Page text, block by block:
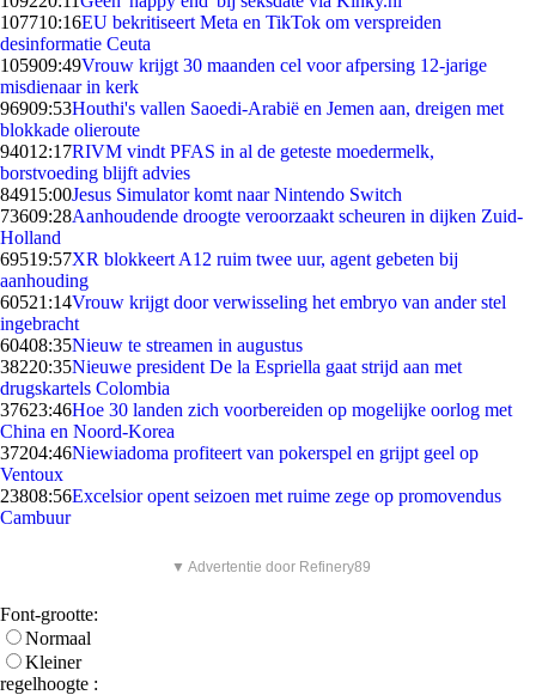
107710:16EU bekritiseert Meta en TikTok om verspreiden
desinformatie Ceuta
105909:49Vrouw krijgt 30 maanden cel voor afpersing 12-jarige
misdienaar in kerk
96909:53Houthi's vallen Saoedi-Arabië en Jemen aan, dreigen met
blokkade olieroute
94012:17RIVM vindt PFAS in al de geteste moedermelk,
borstvoeding blijft advies
84915:00Jesus Simulator komt naar Nintendo Switch
73609:28Aanhoudende droogte veroorzaakt scheuren in dijken Zuid-
Holland
69519:57XR blokkeert A12 ruim twee uur, agent gebeten bij
aanhouding
60521:14Vrouw krijgt door verwisseling het embryo van ander stel
ingebracht
60408:35Nieuw te streamen in augustus
38220:35Nieuwe president De la Espriella gaat strijd aan met
drugskartels Colombia
37623:46Hoe 30 landen zich voorbereiden op mogelijke oorlog met
China en Noord-Korea
37204:46Niewiadoma profiteert van pokerspel en grijpt geel op
Ventoux
23808:56Excelsior opent seizoen met ruime zege op promovendus
Cambuur
▼ Advertentie door Refinery89
Font-grootte:
Normaal
Kleiner
regelhoogte :